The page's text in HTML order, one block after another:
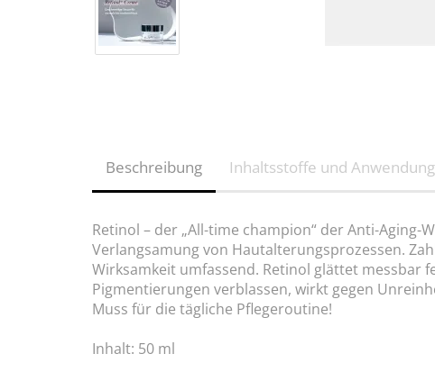
Beschreibung Inhaltsstoffe und
Retinol – der „All-time champion“ der Anti-
Verlangsamung von Hautalterungsprozessen.
Wirksamkeit umfassend. Retinol glättet messbar
Pigmentierungen verblassen, wirkt gegen
Muss für die tägliche Pflegeroutine!
Inhalt: 50 ml